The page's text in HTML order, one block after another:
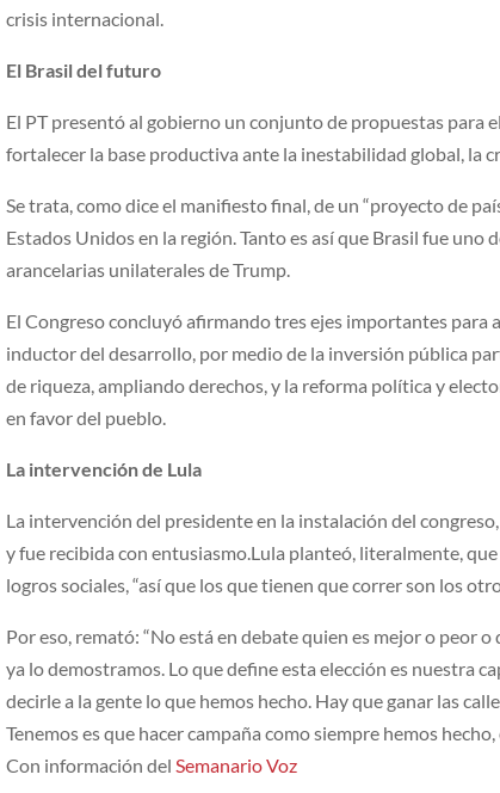
crisis internacional.
El Brasil del futuro
El PT presentó al gobierno un conjunto de propuestas para
fortalecer la base productiva ante la inestabilidad global, la
Se trata, como dice el manifiesto final, de un “proyecto de
Estados Unidos en la región. Tanto es así que Brasil fue
arancelarias unilaterales de Trump.
El Congreso concluyó afirmando tres ejes importantes para
inductor del desarrollo, por medio de la inversión pública
de riqueza, ampliando derechos, y la reforma política y
en favor del pueblo.
La intervención de Lula
La intervención del presidente en la instalación del
y fue recibida con entusiasmo.Lula planteó, literalmente,
logros sociales, “así que los que tienen que correr son los
Por eso, remató: “No está en debate quien es mejor o peor
ya lo demostramos. Lo que define esta elección es nuestra
decirle a la gente lo que hemos hecho. Hay que ganar las
Tenemos es que hacer campaña como siempre hemos
Con información delSemanario Voz